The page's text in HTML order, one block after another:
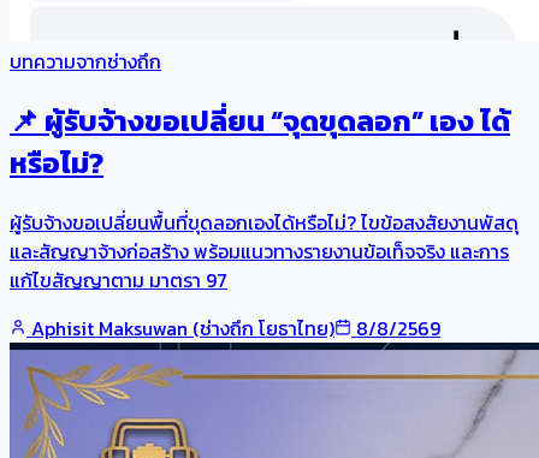
บทความจากช่างถึก
📌 ผู้รับจ้างขอเปลี่ยน “จุดขุดลอก” เอง ได้
หรือไม่?
ผู้รับจ้างขอเปลี่ยนพื้นที่ขุดลอกเองได้หรือไม่? ไขข้อสงสัยงานพัสดุ
และสัญญาจ้างก่อสร้าง พร้อมแนวทางรายงานข้อเท็จจริง และการ
แก้ไขสัญญาตาม มาตรา 97
Aphisit Maksuwan (ช่างถึก โยธาไทย)
8/8/2569